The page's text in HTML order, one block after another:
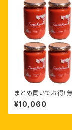
まとめ買いでお得！
ピューレ［ 320g×6個
¥10,060